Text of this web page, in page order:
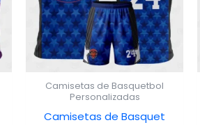
Camisetas de Basquetbol
Personalizadas
Camisetas de Basquet